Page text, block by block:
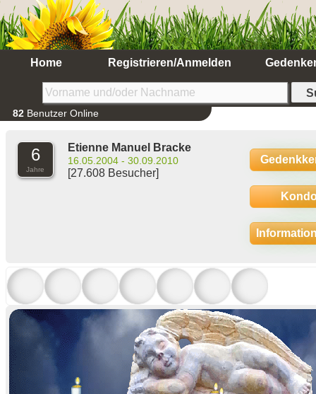
Home Registrieren/Anmelden
82 Benutzer Online
6
Jahre
Etienne Manuel Bracke
16.05.2004 - 30.09.2010
[27.608 Besucher]